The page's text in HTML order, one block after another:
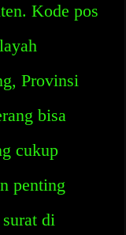
Kode pos
Provinsi
bisa
cukup
penting
di